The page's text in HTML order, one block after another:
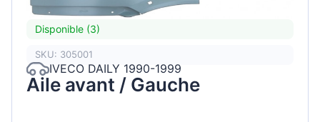
Disponible (3)
SKU: 305001
IVECO DAILY 1990-1999
Aile avant / Gauche